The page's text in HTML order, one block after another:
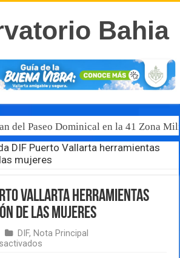
del Paseo Dominical en la 41 Zona
DIF Puerto Vallarta herramientas
mujeres
Vallarta herramientas
de las mujeres
DIF, Nota Principal